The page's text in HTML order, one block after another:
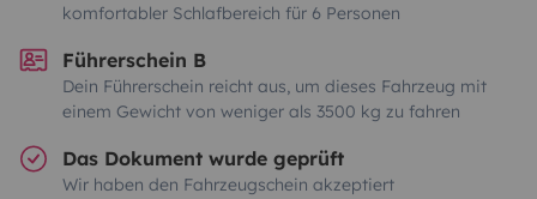
komfortabler Schlafbereich für 6 Personen
Führerschein B
Dein Führerschein reicht aus, um dieses Fahrzeug mit
einem Gewicht von weniger als 3500 kg zu fahren
Das Dokument wurde geprüft
Wir haben den Fahrzeugschein akzeptiert